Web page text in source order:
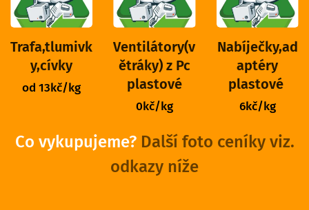
Trafa,tlumivk
y,cívky
od 13kč/kg
Ventilátory(v
ětráky) z Pc
plastové
0kč/kg
Nabíječky,ad
aptéry
plastové
6kč/kg
Co vykupujeme?Další foto ceníky viz.
odkazy níže